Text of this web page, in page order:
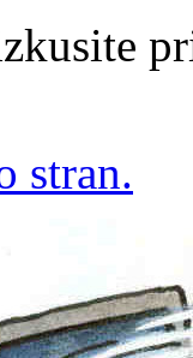
stran.